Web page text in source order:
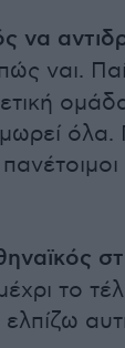
να
ναι.
όλα.
το